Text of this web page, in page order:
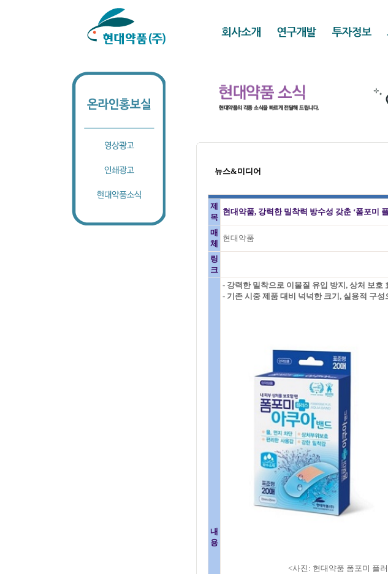
뉴스&미디어
제
목
현대약품, 강력한 밀착력 방수성 갖춘 ‘폼포미
매
체
현대약품
링
크
내
용
- 강력한 밀착으로 이물질 유입 방지, 상처 보호
- 기존 시중 제품 대비 넉넉한 크기, 실용적 구
<사진: 현대약품 폼포미 플